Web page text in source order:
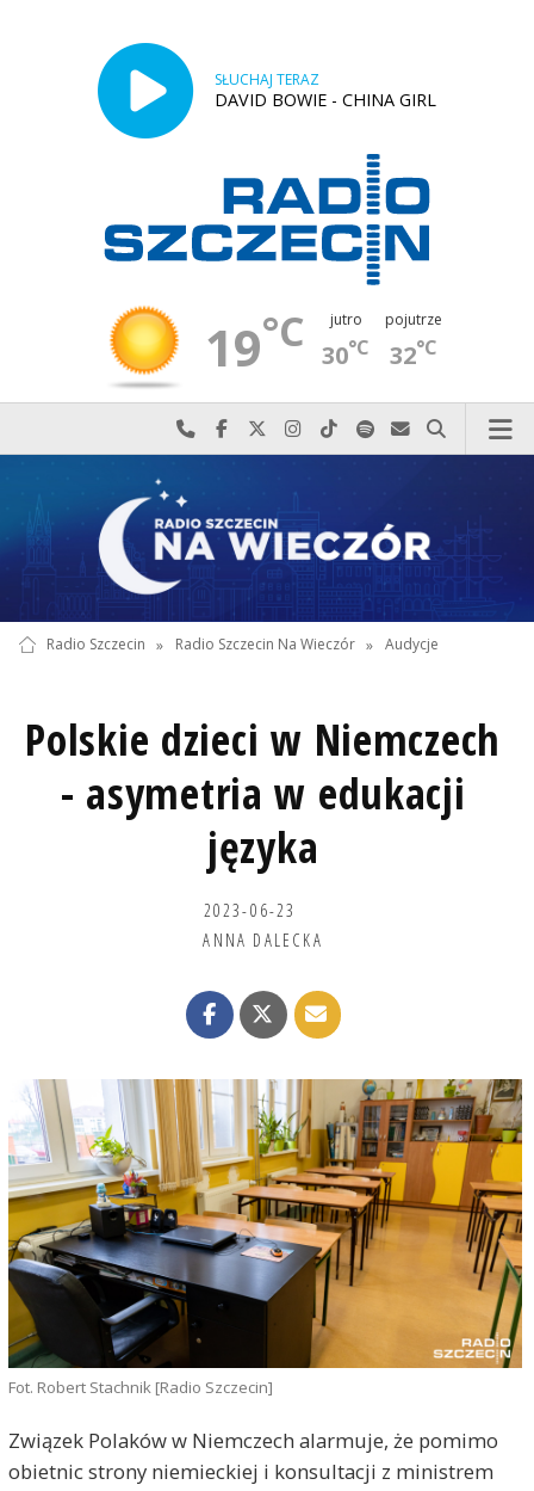
SŁUCHAJ TERAZ
DAVID BOWIE - CHINA GIRL
19°C jutro
30°C
pojutrze
32°C
Najlepiej po prostu do nas zadzwoń
Odwiedź nas na Facebook-u
Odwiedź nas na X
Odwiedź nas na Instagram-ie
Odwiedź nas na TikTok-u
Szukaj nas na Spotify
Wyślij do nas
Szukaj
Radio Szczecin » Radio Szczecin Na Wieczór » Audycje
Polskie dzieci w Niemczech
- asymetria w edukacji
języka
2023-06-23
ANNA DALECKA
Fot. Robert Stachnik [Radio Szczecin]
Związek Polaków w Niemczech alarmuje, że pomimo
obietnic strony niemieckiej i konsultacji z ministrem